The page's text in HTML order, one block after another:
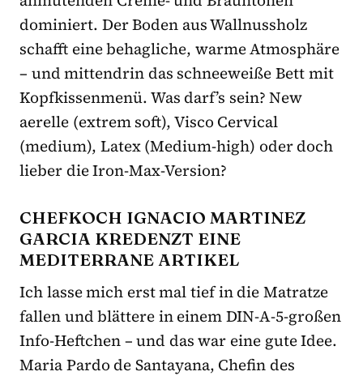
dominiert. Der Boden aus Wallnussholz
schafft eine behagliche, warme Atmosphäre
– und mittendrin das schneeweiße Bett mit
Kopfkissenmenü. Was darf’s sein? New
aerelle (extrem soft), Visco Cervical
(medium), Latex (Medium-high) oder doch
lieber die Iron-Max-Version?
CHEFKOCH IGNACIO MARTINEZ
GARCIA KREDENZT EINE
MEDITERRANE ARTIKEL
Ich lasse mich erst mal tief in die Matratze
fallen und blättere in einem DIN-A-5-großen
Info-Heftchen – und das war eine gute Idee.
Maria Pardo de Santayana, Chefin des